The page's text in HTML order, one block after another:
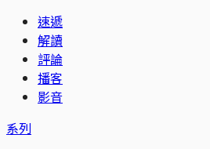
速遞
解讀
評論
播客
影音
系列